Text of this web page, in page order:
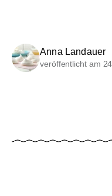
Anna Landauer
veröffentlicht am